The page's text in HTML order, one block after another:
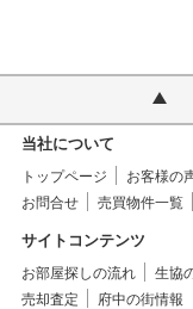
当社について
トップページ お客様の
お問合せ
売買物件一覧
サイトコンテンツ
お部屋探しの流れ 生協
売却査定
府中の街情報